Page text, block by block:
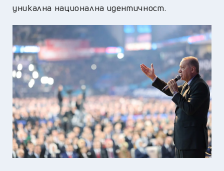
уникална национална идентичност.